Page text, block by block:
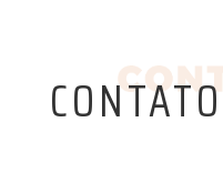
CONTATO